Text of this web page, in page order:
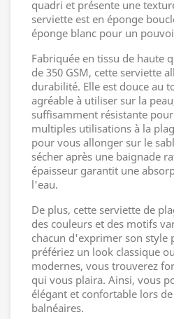
quadri et présente une
serviette est en éponge
éponge blanc pour un
Fabriquée en tissu de haute
de 350 GSM, cette serviette
durabilité. Elle est douce au
agréable à utiliser sur la
suffisamment résistante
multiples utilisations à la
pour vous allonger sur le
sécher après une baignade
épaisseur garantit une
l'eau.
De plus, cette serviette de
des couleurs et des motifs
chacun d'exprimer son style
préfériez un look classique
modernes, vous trouverez
qui vous plaira. Ainsi, vous
élégant et confortable lors
balnéaires.